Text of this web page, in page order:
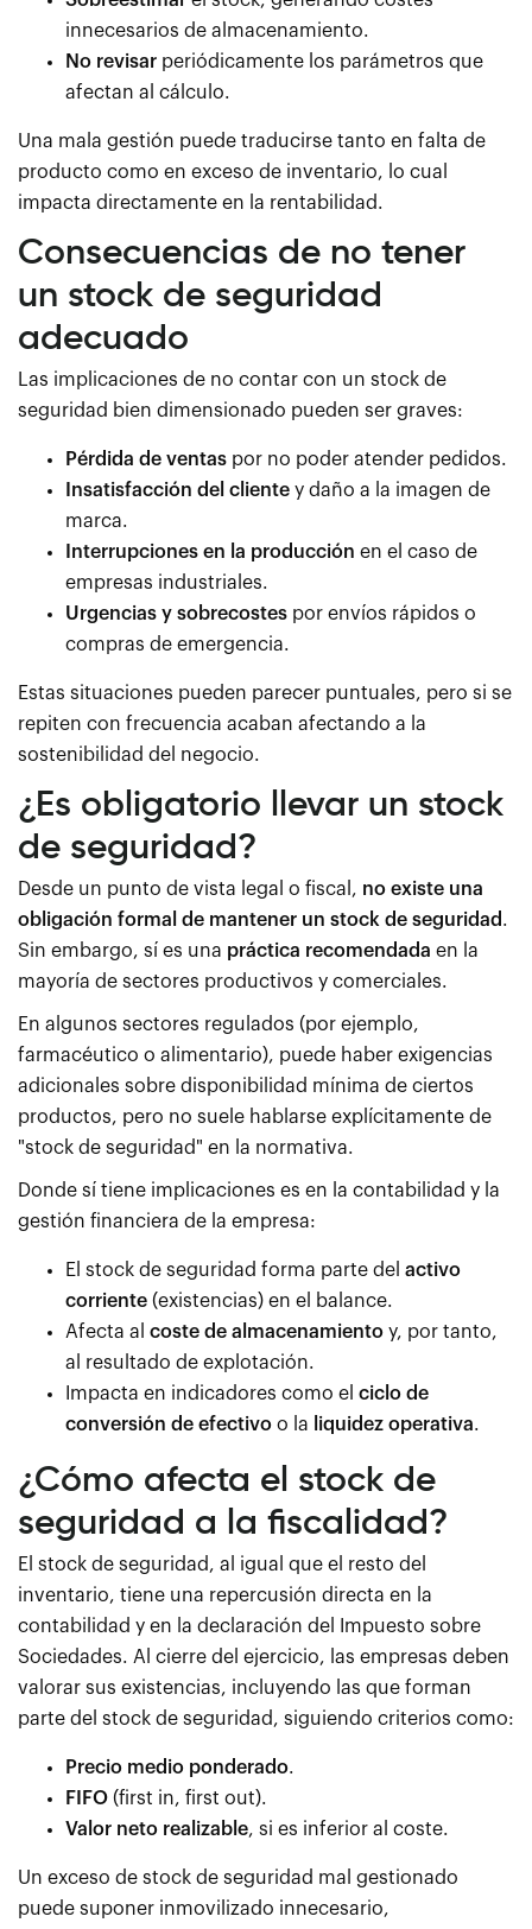
innecesarios de almacenamiento.
No revisar periódicamente los parámetros que
afectan al cálculo.
Una mala gestión puede traducirse tanto en falta de
producto como en exceso de inventario, lo cual
impacta directamente en la rentabilidad.
Consecuencias de no tener
un stock de seguridad
adecuado
Las implicaciones de no contar con un stock de
seguridad bien dimensionado pueden ser graves:
Pérdida de ventas por no poder atender pedidos.
Insatisfacción del cliente y daño a la imagen de
marca.
Interrupciones en la producción en el caso de
empresas industriales.
Urgencias y sobrecostes por envíos rápidos o
compras de emergencia.
Estas situaciones pueden parecer puntuales, pero si se
repiten con frecuencia acaban afectando a la
sostenibilidad del negocio.
¿Es obligatorio llevar un stock
de seguridad?
Desde un punto de vista legal o fiscal, no existe una
obligación formal de mantener un stock de seguridad .
Sin embargo, sí es una práctica recomendada en la
mayoría de sectores productivos y comerciales.
En algunos sectores regulados (por ejemplo,
farmacéutico o alimentario), puede haber exigencias
adicionales sobre disponibilidad mínima de ciertos
productos, pero no suele hablarse explícitamente de
"stock de seguridad" en la normativa.
Donde sí tiene implicaciones es en la contabilidad y la
gestión financiera de la empresa:
El stock de seguridad forma parte del activo
corriente (existencias) en el balance.
Afecta al coste de almacenamiento y, por tanto,
al resultado de explotación.
Impacta en indicadores como el ciclo de
conversión de efectivo o la liquidez operativa.
¿Cómo afecta el stock de
seguridad a la fiscalidad?
El stock de seguridad, al igual que el resto del
inventario, tiene una repercusión directa en la
contabilidad y en la declaración del Impuesto sobre
Sociedades. Al cierre del ejercicio, las empresas deben
valorar sus existencias, incluyendo las que forman
parte del stock de seguridad, siguiendo criterios como:
Precio medio ponderado.
FIFO (first in, first out).
Valor neto realizable, si es inferior al coste.
Un exceso de stock de seguridad mal gestionado
puede suponer inmovilizado innecesario,